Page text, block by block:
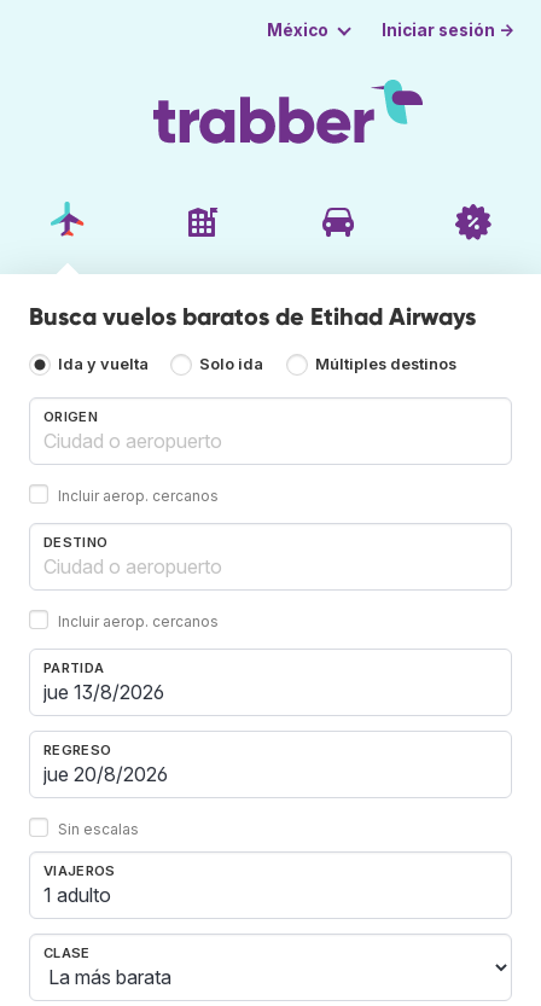
México Iniciar sesión →
Busca vuelos baratos de Etihad Airways
Ida y vuelta Solo ida Múltiples destinos
ORIGEN
Incluir aerop. cercanos
DESTINO
Incluir aerop. cercanos
PARTIDA
REGRESO
Sin escalas
VIAJEROS
1 adulto
CLASE